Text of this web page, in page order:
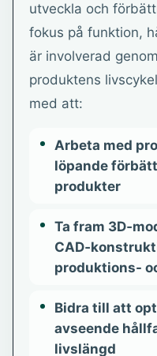
utveckla och
fokus på funktion,
är involverad
produktens
med att:
Arbeta med
löpande
produkter
Ta fram
produktions-
Bidra till att
avseende
livslängd